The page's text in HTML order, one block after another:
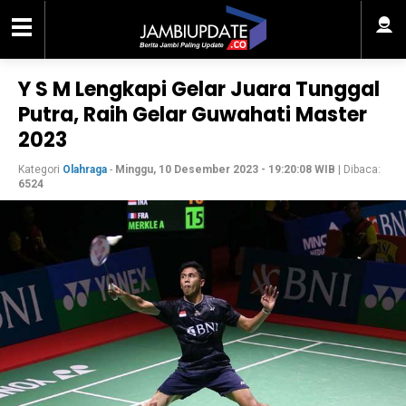
Y S M Lengkapi Gelar Juara Tunggal
Putra, Raih Gelar Guwahati Master
2023
Kategori Olahraga - Minggu, 10 Desember 2023 - 19:20:08 WIB | Dibaca:
6524